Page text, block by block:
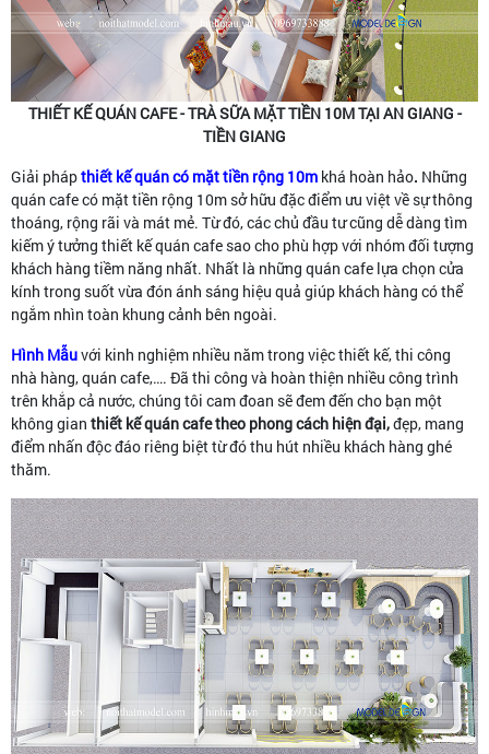
THIẾT KẾ QUÁN CAFE - TRÀ SỮA MẶT TIỀN 10M TẠI AN GIANG -
TIỀN GIANG
Giải phápthiết kế quán có mặt tiền rộng 10m khá hoàn hảo. Những
quán cafe có mặt tiền rộng 10m sở hữu đặc điểm ưu việt về sự thông
thoáng, rộng rãi và mát mẻ. Từ đó, các chủ đầu tư cũng dễ dàng tìm
kiếm ý tưởng thiết kế quán cafe sao cho phù hợp với nhóm đối tượng
khách hàng tiềm năng nhất. Nhất là những quán cafe lựa chọn cửa
kính trong suốt vừa đón ánh sáng hiệu quả giúp khách hàng có thể
ngắm nhìn toàn khung cảnh bên ngoài.
Hình Mẫuvới kinh nghiệm nhiều năm trong việc thiết kế, thi công
nhà hàng, quán cafe,…. Đã thi công và hoàn thiện nhiều công trình
trên khắp cả nước, chúng tôi cam đoan sẽ đem đến cho bạn một
không gian thiết kế quán cafe theo phong cách hiện đại,đẹp, mang
điểm nhấn độc đáo riêng biệt từ đó thu hút nhiều khách hàng ghé
thăm.